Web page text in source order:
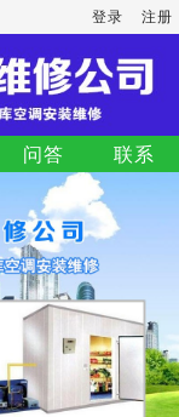
登录 注册
问答 联系